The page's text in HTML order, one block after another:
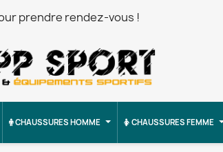
prendre rendez-vous !
CHAUSSURES HOMME CHAUSSURES FEMME